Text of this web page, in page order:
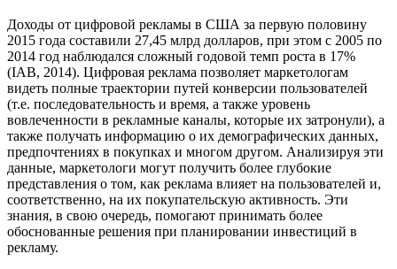
Доходы от цифровой рекламы в США за первую половину
2015 года составили 27,45 млрд долларов, при этом с 2005 по
2014 год наблюдался сложный годовой темп роста в 17%
(IAB, 2014). Цифровая реклама позволяет маркетологам
видеть полные траектории путей конверсии пользователей
(т.е. последовательность и время, а также уровень
вовлеченности в рекламные каналы, которые их затронули), а
также получать информацию о их демографических данных,
предпочтениях в покупках и многом другом. Анализируя эти
данные, маркетологи могут получить более глубокие
представления о том, как реклама влияет на пользователей и,
соответственно, на их покупательскую активность. Эти
знания, в свою очередь, помогают принимать более
обоснованные решения при планировании инвестиций в
рекламу.